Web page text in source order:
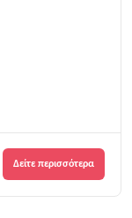
Δείτε περισσότερα